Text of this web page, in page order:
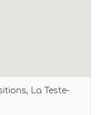
La Teste-